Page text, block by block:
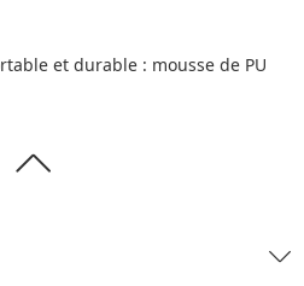
et durable : mousse de PU